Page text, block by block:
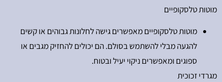
מוטות טלסקופיים
מוטות טלסקופיים מאפשרים גישה לחלונות גבוהים או קשים
להגעה מבלי להשתמש בסולם. הם יכולים להחזיק מגבים או
ספוגים ומאפשרים ניקוי יעיל ובטוח.
מגרדי זכוכית